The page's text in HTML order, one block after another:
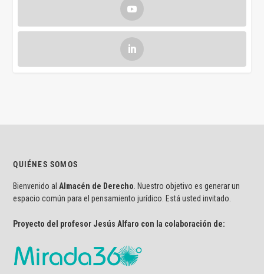
QUIÉNES SOMOS
Bienvenido al Almacén de Derecho . Nuestro objetivo es generar un
espacio común para el pensamiento jurídico. Está usted invitado.
Proyecto del profesor Jesús Alfaro con la colaboración de: